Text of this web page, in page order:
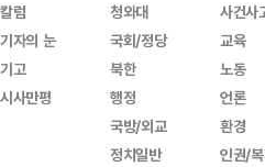
칼럼
기자의 눈
기고
시사만평
청와대
국회/정당
북한
행정
국방/외교
정치일반
사건사
교육
노동
언론
환경
인권/